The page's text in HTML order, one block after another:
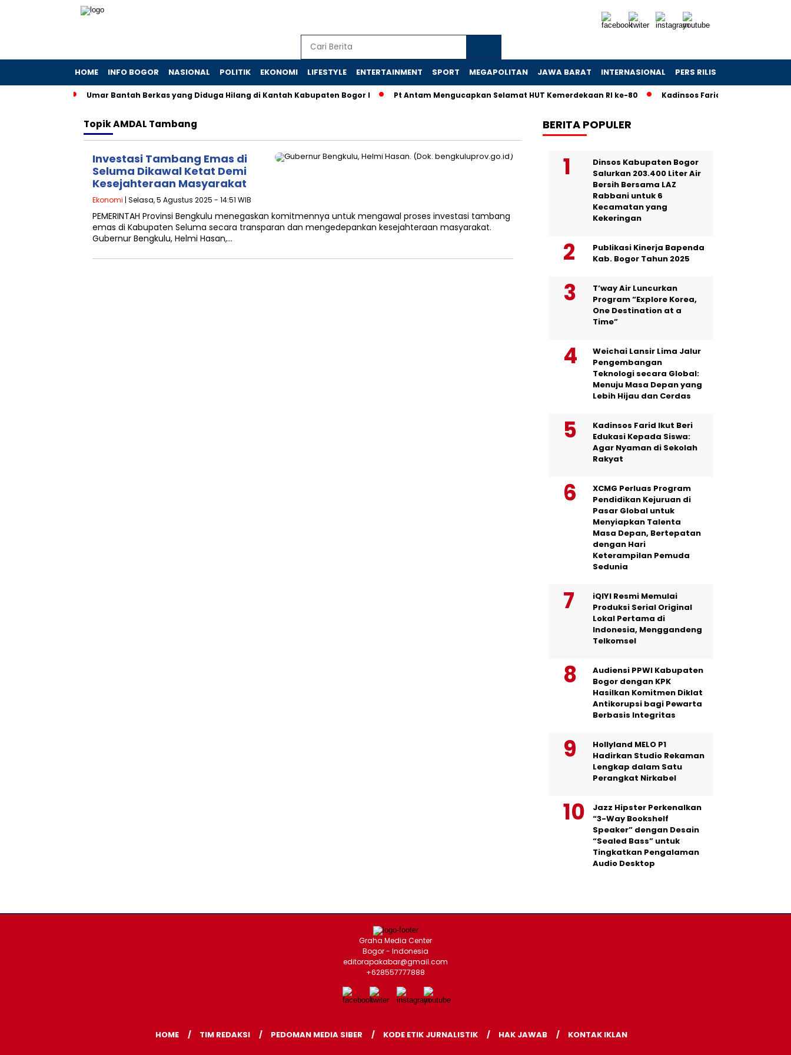
HOME INFO BOGOR NASIONAL POLITIK EKONOMI LIFESTYLE ENTERTAINMENT SPORT MEGAPOLITAN JAWA BARAT INTERNASIONAL PERS RILIS
Umar Bantah Berkas yang Diduga Hilang di Kantah Kabupaten Bogor I Pt Antam Mengucapkan Selamat HUT Kemerdekaan RI ke-80 Kadinsos Farid Ikut Beri
TopikAMDAL Tambang
Investasi Tambang Emas di
Seluma Dikawal Ketat Demi
Kesejahteraan Masyarakat
Ekonomi | Selasa, 5 Agustus 2025 - 14:51 WIB
PEMERINTAH Provinsi Bengkulu menegaskan komitmennya untuk mengawal proses investasi tambang
emas di Kabupaten Seluma secara transparan dan mengedepankan kesejahteraan masyarakat.
Gubernur Bengkulu, Helmi Hasan,…
BERITA POPULER
Dinsos Kabupaten Bogor
Salurkan 203.400 Liter Air
Bersih Bersama LAZ
Rabbani untuk 6
Kecamatan yang
Kekeringan
Publikasi Kinerja Bapenda
Kab. Bogor Tahun 2025
T’way Air Luncurkan
Program “Explore Korea,
One Destination at a
Time”
Weichai Lansir Lima Jalur
Pengembangan
Teknologi secara Global:
Menuju Masa Depan yang
Lebih Hijau dan Cerdas
Kadinsos Farid Ikut Beri
Edukasi Kepada Siswa:
Agar Nyaman di Sekolah
Rakyat
XCMG Perluas Program
Pendidikan Kejuruan di
Pasar Global untuk
Menyiapkan Talenta
Masa Depan, Bertepatan
dengan Hari
Keterampilan Pemuda
Sedunia
iQIYI Resmi Memulai
Produksi Serial Original
Lokal Pertama di
Indonesia, Menggandeng
Telkomsel
Audiensi PPWI Kabupaten
Bogor dengan KPK
Hasilkan Komitmen Diklat
Antikorupsi bagi Pewarta
Berbasis Integritas
Hollyland MELO P1
Hadirkan Studio Rekaman
Lengkap dalam Satu
Perangkat Nirkabel
Jazz Hipster Perkenalkan
“3-Way Bookshelf
Speaker” dengan Desain
“Sealed Bass” untuk
Tingkatkan Pengalaman
Audio Desktop
Graha Media Center
Bogor - Indonesia
editorapakabar@gmail.com
+628557777888
HOME TIM REDAKSI PEDOMAN MEDIA SIBER KODE ETIK JURNALISTIK HAK JAWAB KONTAK IKLAN